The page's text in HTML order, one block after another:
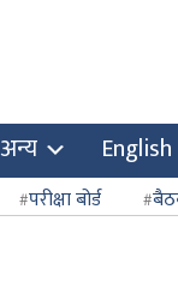
अन्य English
परीक्षा बोर्ड